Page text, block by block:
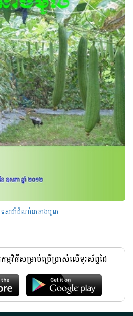
ទេសដាំដំណាំននោងមូល
វិធីសម្រាប់ប្រើប្រាស់លើទូរស័ព្ទដៃ